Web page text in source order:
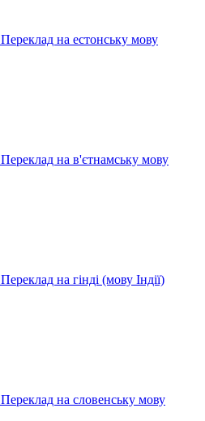
Переклад на естонську мову
Переклад на в'єтнамську мову
Переклад на гінді (мову Індії)
Переклад на словенську мову